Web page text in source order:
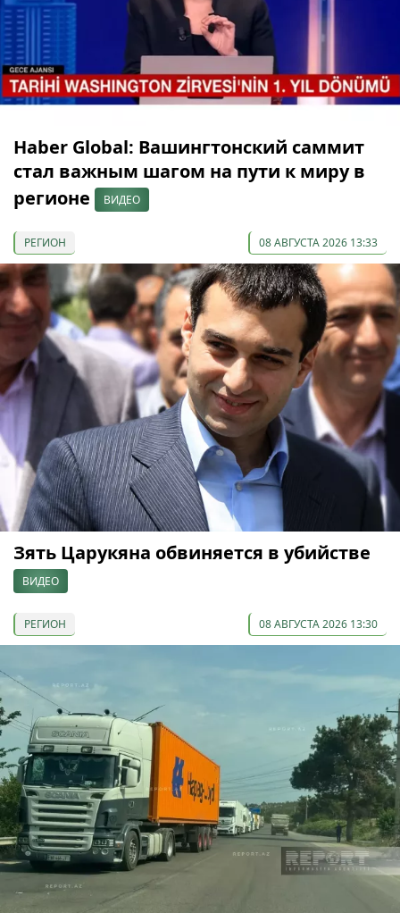
Haber Global: Вашингтонский саммит
стал важным шагом на пути к миру в
регионе
ВИДЕО
РЕГИОН 08 АВГУСТА 2026 13:33
Зять Царукяна обвиняется в убийстве
ВИДЕО
РЕГИОН 08 АВГУСТА 2026 13:30